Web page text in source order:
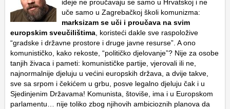
ideje ne proučavaju se samo u Hrvatskoj i ne
uče samo u Zagrebačkoj školi komunizma:
marksizam se uči i proučava na svim
europskim sveučilištima , koristeći dakle sve raspoložive
“gradske i državne prostore i druge javne resurse”. A ono
komunističko, kako rekoste, “političko djelovanje”? Nije za osobe
tanjih živaca i pameti: komunističke partije, vjerovali ili ne,
najnormalnije djeluju u većini europskih država, a dvije takve,
sve sa srpom i čekićem u grbu, posve legalno djeluju čak i u
Sjedinjenim Državama! Komunista, štoviše, ima i u Europskom
parlamentu… nije toliko zbog njihovih ambicioznih planova da